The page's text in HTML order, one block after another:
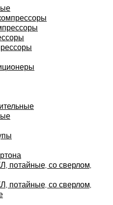
потайные, со сверлом,
потайные, со сверлом,